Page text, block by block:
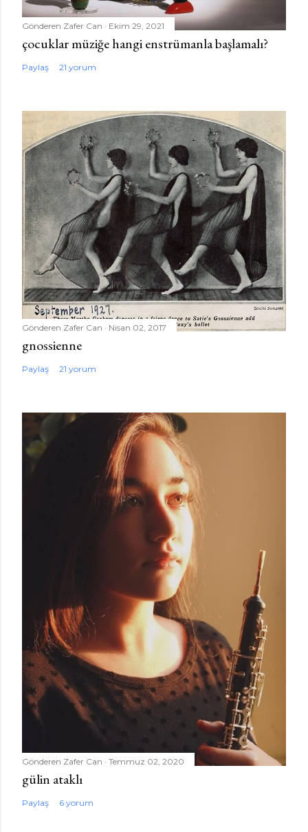
Gönderen Zafer Can Ekim 29, 2021
çocuklar müziğe hangi enstrümanla başlamalı?
Paylaş 21 yorum
Gönderen Zafer Can Nisan 02, 2017
gnossienne
Paylaş 21 yorum
Gönderen Zafer Can Temmuz 02, 2020
gülin ataklı
Paylaş 6 yorum